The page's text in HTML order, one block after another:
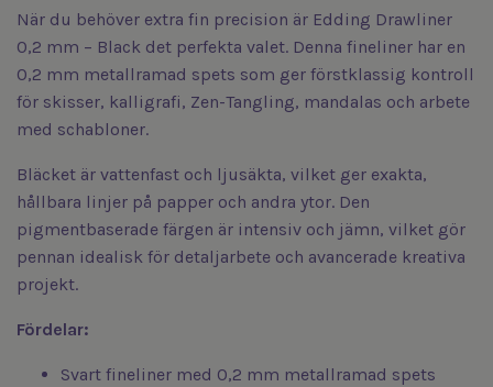
När du behöver extra fin precision är Edding Drawliner
0,2 mm – Black det perfekta valet. Denna fineliner har en
0,2 mm metallramad spets som ger förstklassig kontroll
för skisser, kalligrafi, Zen-Tangling, mandalas och arbete
med schabloner.
Bläcket är vattenfast och ljusäkta, vilket ger exakta,
hållbara linjer på papper och andra ytor. Den
pigmentbaserade färgen är intensiv och jämn, vilket gör
pennan idealisk för detaljarbete och avancerade kreativa
projekt.
Fördelar:
Svart fineliner med 0,2 mm metallramad spets